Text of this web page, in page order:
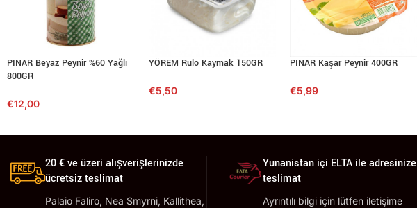
PINAR Beyaz Peynir %60 Yağlı
800GR
€12,00
YÖREM Rulo Kaymak 150GR
€5,50
PINAR Kaşar Peynir 400GR
€5,99
20 € ve üzeri alışverişlerinizde
ücretsiz teslimat
Palaio Faliro, Nea Smyrni, Kallithea,
Yunanistan içi ELTA ile adresinize
teslimat
Ayrıntılı bilgi için lütfen iletişime